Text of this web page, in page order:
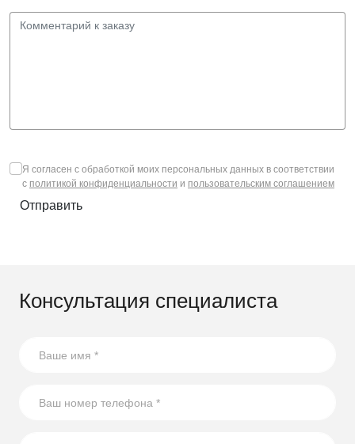
Я согласен с обработкой моих персональных данных в соответствии
с политикой конфиденциальности и пользовательским соглашением
Отправить
Консультация специалиста